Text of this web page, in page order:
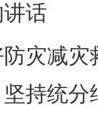
话
减灾
持统